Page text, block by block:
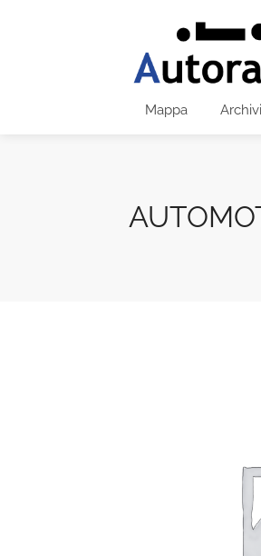
Mappa Archivi